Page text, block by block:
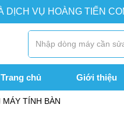
DỊCH VỤ HOÀNG TIẾN
Trang chủ Giới thiệu
MÁY TÍNH BÀN